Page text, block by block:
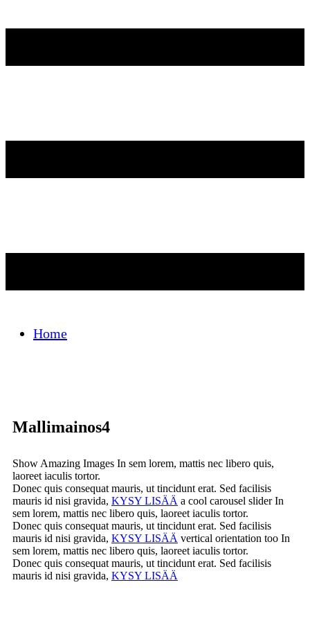
Home
Mallimainos4
Show Amazing Images In sem lorem, mattis nec libero quis,
laoreet iaculis tortor.
Donec quis consequat mauris, ut tincidunt erat. Sed facilisis
mauris id nisi gravida, KYSY LISÄÄ a cool carousel slider In
sem lorem, mattis nec libero quis, laoreet iaculis tortor.
Donec quis consequat mauris, ut tincidunt erat. Sed facilisis
mauris id nisi gravida, KYSY LISÄÄ vertical orientation too In
sem lorem, mattis nec libero quis, laoreet iaculis tortor.
Donec quis consequat mauris, ut tincidunt erat. Sed facilisis
mauris id nisi gravida, KYSY LISÄÄ